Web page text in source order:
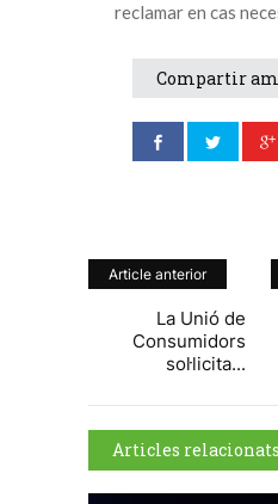
reclamar en cas
Compartir
Article anterior
La Unió de
Consumidors
sol·licita...
Articles relacionats